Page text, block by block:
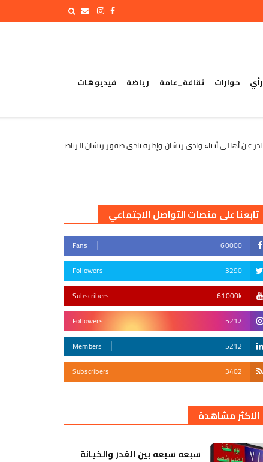
رأي حوارات ثقافة_عامة رياضة فيديوهات
وادي ريشان وإدارة نادي صقور ريشان الرياضي الأخبار
تابعنا على منصات التواصل الاجتماعي
60000
Fans
3290
Followers
61000k
Subscribers
5212
Followers
5212
Members
3402
Subscribers
الاكثر مشاهدة
سبعه سبعه بين الغدر والخيانة